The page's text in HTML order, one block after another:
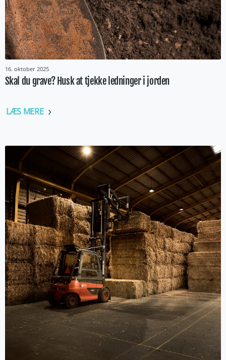
16. oktober 2025
Skal du grave? Husk at tjekke ledninger i jorden
LÆS MERE